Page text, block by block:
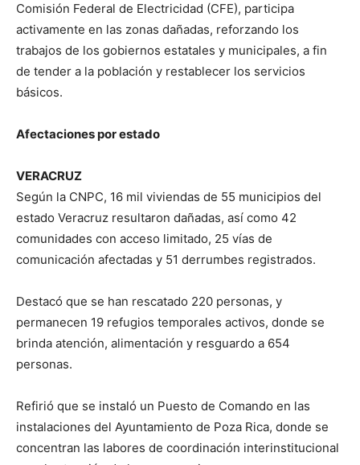
Comisión Federal de Electricidad (CFE), participa
activamente en las zonas dañadas, reforzando los
trabajos de los gobiernos estatales y municipales, a fin
de tender a la población y restablecer los servicios
básicos.
Afectaciones por estado
VERACRUZ
Según la CNPC, 16 mil viviendas de 55 municipios del
estado Veracruz resultaron dañadas, así como 42
comunidades con acceso limitado, 25 vías de
comunicación afectadas y 51 derrumbes registrados.
Destacó que se han rescatado 220 personas, y
permanecen 19 refugios temporales activos, donde se
brinda atención, alimentación y resguardo a 654
personas.
Refirió que se instaló un Puesto de Comando en las
instalaciones del Ayuntamiento de Poza Rica, donde se
concentran las labores de coordinación interinstitucional